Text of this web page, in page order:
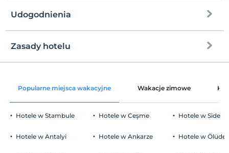
telefon ( dış kullanımlar için ücretli), günlük
kat hizmeti gibi olanaklar mevcuttur. Ayrıca
sizin için özenle hazırlanmış bir ikram seti de
kişilik ve 2 tek kişilik yatak 2+2 veya 4 kişilik
Udogodnienia
Części wspólne i wszystkie pokoje
Zasady hotelu
Zameldować się
Wymeldować się
Przed 12:00
Zwierzęta
Popularne miejsca wakacyjne Wakacje zimowe
Hotele w Stambule
Hotele w Antalyi
Hotele w Ceşme
Hotele w Ankarze
Hotele w Side
Hotele w